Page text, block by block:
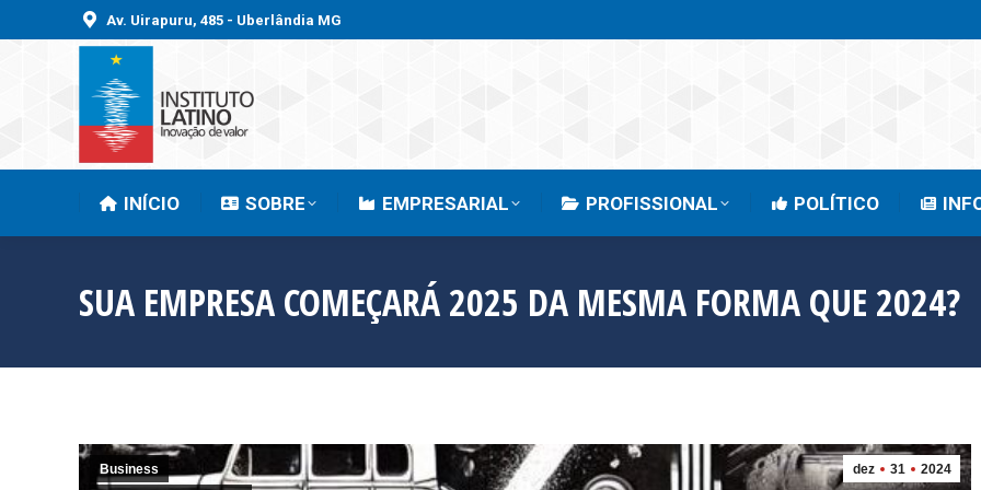
Av. Uirapuru, 485 - Uberlândia MG
INÍCIO SOBRE EMPRESARIAL PROFISSIONAL POLÍTICO
SUA EMPRESA COMEÇARÁ 2025 DA MESMA FORMA QUE 2024?
dez 31 2024
Business